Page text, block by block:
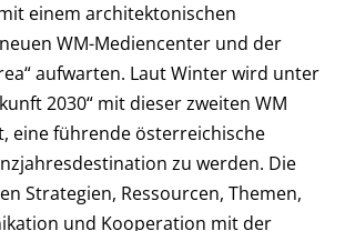
einem architektonischen
WM-Mediencenter und der
aufwarten. Laut Winter wird unter
2030“ mit dieser zweiten WM
eine führende österreichische
zu werden. Die
Strategien, Ressourcen, Themen,
und Kooperation mit der